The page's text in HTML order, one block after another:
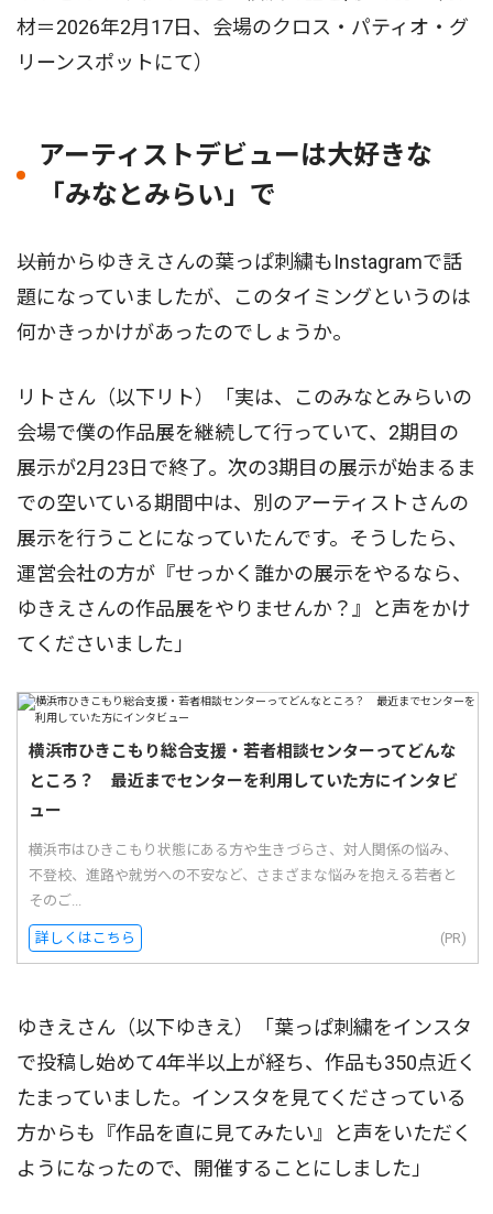
材＝2026年2月17日、会場のクロス・パティオ・グ
リーンスポットにて）
アーティストデビューは大好きな
「みなとみらい」で
――以前からゆきえさんの葉っぱ刺繍もInstagramで話
題になっていましたが、このタイミングというのは
何かきっかけがあったのでしょうか。
リトさん（以下リト）「実は、このみなとみらいの
会場で僕の作品展を継続して行っていて、2期目の
展示が2月23日で終了。次の3期目の展示が始まるま
での空いている期間中は、別のアーティストさんの
展示を行うことになっていたんです。そうしたら、
運営会社の方が『せっかく誰かの展示をやるなら、
ゆきえさんの作品展をやりませんか？』と声をかけ
てくださいました」
横浜市ひきこもり総合支援・若者相談センターってどんな
ところ？ 最近までセンターを利用していた方にインタビ
ュー
横浜市はひきこもり状態にある方や生きづらさ、対人関係の悩み、
不登校、進路や就労への不安など、さまざまな悩みを抱える若者と
そのご...
詳しくはこちら (PR)
ゆきえさん（以下ゆきえ）「葉っぱ刺繍をインスタ
で投稿し始めて4年半以上が経ち、作品も350点近く
たまっていました。インスタを見てくださっている
方からも『作品を直に見てみたい』と声をいただく
ようになったので、開催することにしました」